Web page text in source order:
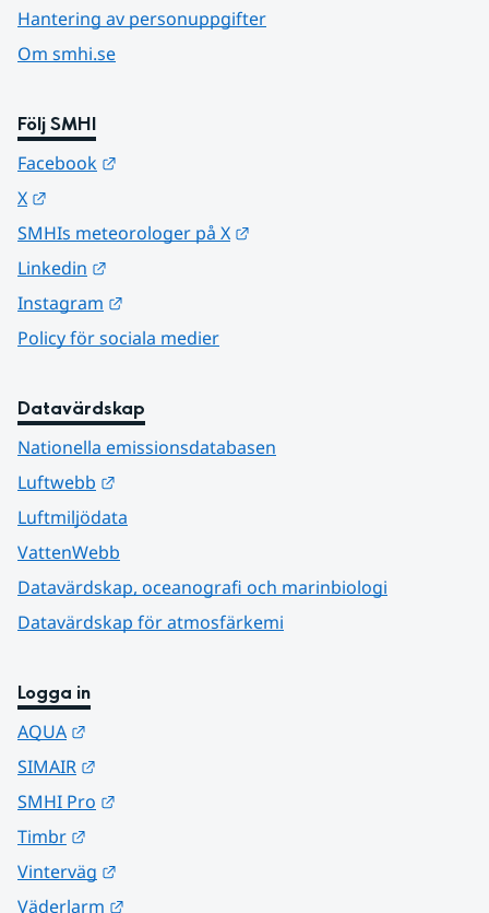
Hantering av personuppgifter
Om smhi.se
Följ SMHI
Facebook
X
SMHIs meteorologer på X
Linkedin
Instagram
Policy för sociala medier
Datavärdskap
Nationella emissionsdatabasen
Luftwebb
Luftmiljödata
VattenWebb
Datavärdskap, oceanografi och marinbiologi
Datavärdskap för atmosfärkemi
Logga in
AQUA
SIMAIR
SMHI Pro
Timbr
Vinterväg
Väderlarm